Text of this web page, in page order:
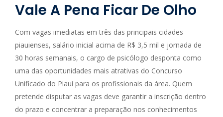
Vale A Pena Ficar De Olho
Com vagas imediatas em três das principais cidades
piauienses, salário inicial acima de R$ 3,5 mil e jornada de
30 horas semanais, o cargo de psicólogo desponta como
uma das oportunidades mais atrativas do Concurso
Unificado do Piauí para os profissionais da área. Quem
pretende disputar as vagas deve garantir a inscrição dentro
do prazo e concentrar a preparação nos conhecimentos